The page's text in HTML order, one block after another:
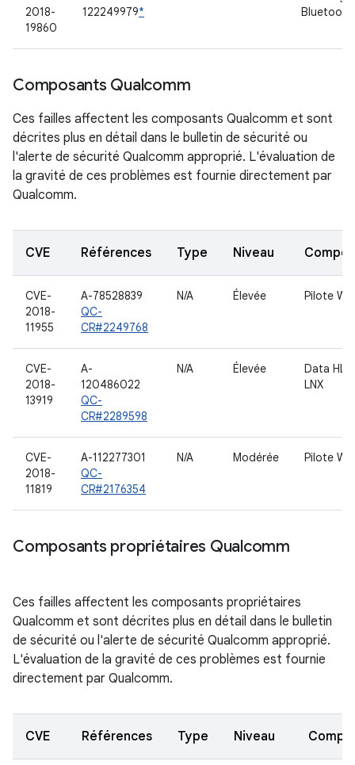
2018-
19860
122249979*
Bluetooth
Composants Qualcomm
Ces failles affectent les composants Qualcomm et sont
décrites plus en détail dans le bulletin de sécurité ou
l'alerte de sécurité Qualcomm approprié. L'évaluation de
la gravité de ces problèmes est fournie directement par
Qualcomm.
CVE Références Type Niveau
CVE-
2018-
11955
A-78528839
QC-
CR#2249768
N/A Élevée Pilote
CVE-
2018-
13919
A-
120486022
QC-
CR#2289598
N/A Élevée
Data
LNX
CVE-
2018-
11819
A-112277301
QC-
CR#2176354
N/A Modérée Pilote
Composants propriétaires Qualcomm
Ces failles affectent les composants propriétaires
Qualcomm et sont décrites plus en détail dans le bulletin
de sécurité ou l'alerte de sécurité Qualcomm approprié.
L'évaluation de la gravité de ces problèmes est fournie
directement par Qualcomm.
CVE Références Type Niveau